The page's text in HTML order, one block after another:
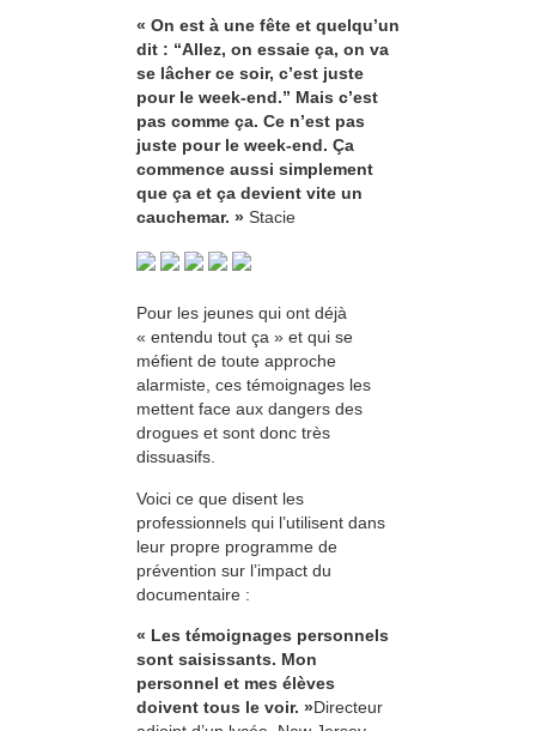
« On est à une fête et quelqu’un
dit : “Allez, on essaie ça, on va
se lâcher ce soir, c’est juste
pour le week-end.” Mais c’est
pas comme ça. Ce n’est pas
juste pour le week-end. Ça
commence aussi simplement
que ça et ça devient vite un
cauchemar. » Stacie
Pour les jeunes qui ont déjà
« entendu tout ça » et qui se
méfient de toute approche
alarmiste, ces témoignages les
mettent face aux dangers des
drogues et sont donc très
dissuasifs.
Voici ce que disent les
professionnels qui l’utilisent dans
leur propre programme de
prévention sur l’impact du
documentaire :
« Les témoignages personnels
sont saisissants. Mon
personnel et mes élèves
doivent tous le voir. »Directeur